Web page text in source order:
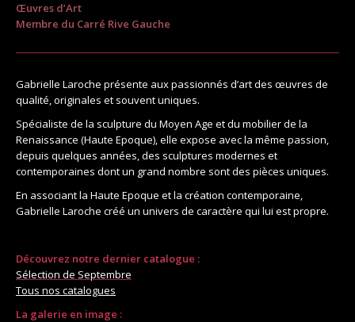
Galerie
Actualités
Œuvres d’Art
Membre du Carré Rive Gauche
Gabrielle Laroche présente aux passionnés d’art des œuvres de
qualité, originales et souvent uniques.
Spécialiste de la sculpture du Moyen Age et du mobilier de la
Renaissance (Haute Epoque), elle expose avec la même passion,
depuis quelques années, des sculptures modernes et
contemporaines dont un grand nombre sont des pièces uniques.
En associant la Haute Epoque et la création contemporaine,
Gabrielle Laroche créé un univers de caractère qui lui est propre.
Découvrez notre dernier catalogue :
Sélection de Septembre
Tous nos catalogues
La galerie en image :